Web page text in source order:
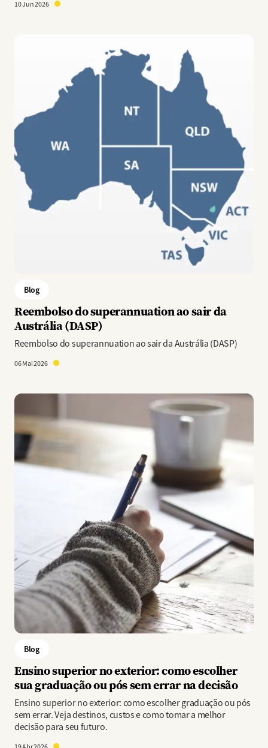
10 Jun 2026
Blog
Reembolso do superannuation ao sair da
Austrália (DASP)
Reembolso do superannuation ao sair da Austrália (DASP)
06 Mai 2026
Imagem
Blog
Ensino superior no exterior: como escolher
sua graduação ou pós sem errar na decisão
Ensino superior no exterior: como escolher graduação ou pós
sem errar. Veja destinos, custos e como tomar a melhor
decisão para seu futuro.